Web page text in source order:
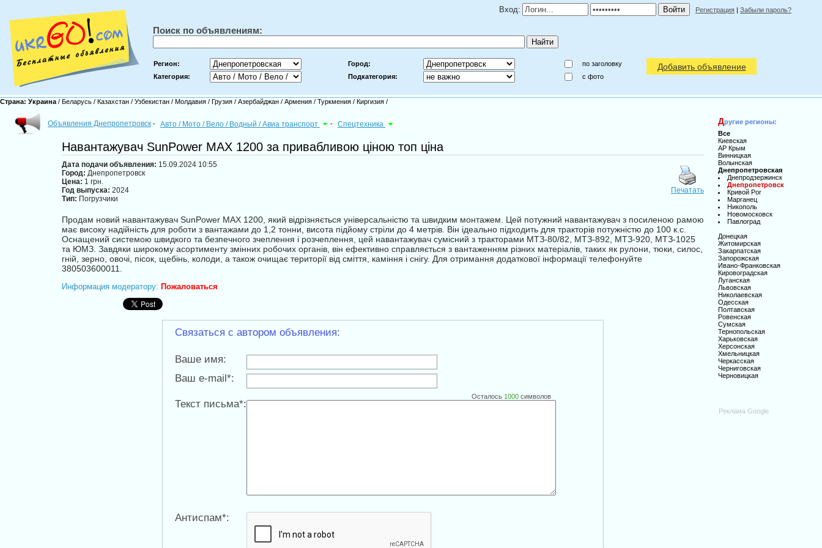
Вход: Регистрация | Забыли пароль?
Поиск по объявлениям:
Регион: Город:
по заголовку
Категория:
Подкатегория: c фото
Добавить объявление
Страна: Украина / Беларусь / Казахстан / Узбекистан / Молдавия / Грузия / Азербайджан / Армения / Туркмения / Киргизия /
Объявления Днепропетровск - Авто / Мото / Вело / Водный / Авиа транспорт - Спецтехника
Навантажувач SunPower MAX 1200 за привабливою ціною топ ціна
Дата подачи объявления: 15.09.2024 10:55
Город: Днепропетровск
Цена: 1 грн.
Год выпуска: 2024
Тип: Погрузчики
Печатать
Продам новий навантажувач SunPower MAX 1200, який відрізняється універсальністю та швидким монтажем. Цей потужний навантажувач з посиленою рамою
має високу надійність для роботи з вантажами до 1,2 тонни, висота підйому стріли до 4 метрів. Він ідеально підходить для тракторів потужністю до 100 к.с.
Оснащений системою швидкого та безпечного зчеплення і розчеплення, цей навантажувач сумісний з тракторами МТЗ-80/82, МТЗ-892, МТЗ-920, МТЗ-1025
та ЮМЗ. Завдяки широкому асортименту змінних робочих органів, він ефективно справляється з вантаженням різних матеріалів, таких як рулони, тюки, силос,
гній, зерно, овочі, пісок, щебінь, колоди, а також очищає території від сміття, каміння і снігу. Для отримання додаткової інформації телефонуйте
380503600011.
Информация модератору: Пожаловаться
Связаться с автором объявления:
Ваше имя:
Ваш e-mail*:
Текст письма*:
Осталось 1000 символов
Антиспам*:
Другие регионы:
Все
Киевская
АР Крым
Винницкая
Волынская
Днепропетровская
Днепродзержинск
Днепропетровск
Кривой Рог
Марганец
Никополь
Новомосковск
Павлоград
Донецкая
Житомирская
Закарпатская
Запорожская
Ивано-Франковская
Кировоградская
Луганская
Львовская
Николаевская
Одесская
Полтавская
Ровенская
Сумская
Тернопольская
Харьковская
Херсонская
Хмельницкая
Черкасская
Черниговская
Черновицкая
Реклама Google